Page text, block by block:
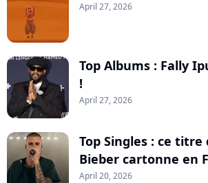
April 27, 2026
Top Albums : Fally
!
April 27, 2026
Top Singles : ce titre
Bieber cartonne en
April 20, 2026